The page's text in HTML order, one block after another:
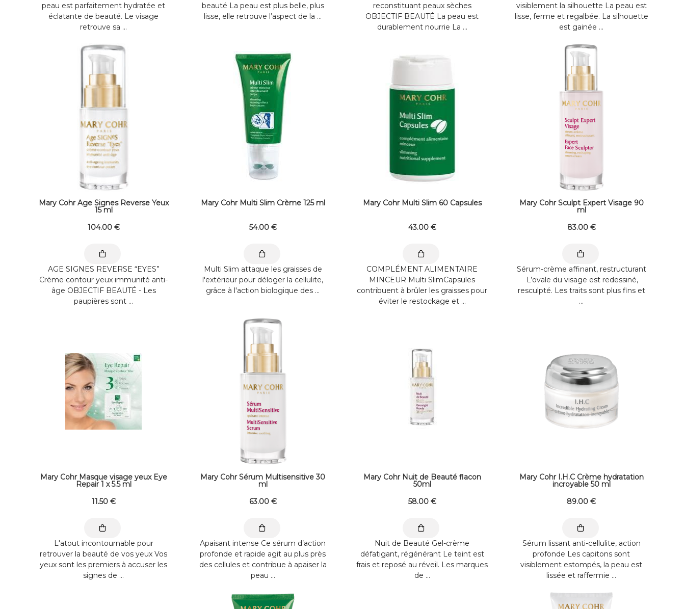
peau est parfaitement hydratée et
éclatante de beauté. Le visage
retrouve sa ...
beauté La peau est plus belle, plus
lisse, elle retrouve l’aspect de la ...
reconstituant peaux sèches
OBJECTIF BEAUTÉ La peau est
durablement nourrie La ...
visiblement la silhouette La peau est
lisse, ferme et regalbée. La silhouette
est gainée ...
Mary Cohr Age Signes Reverse Yeux
15 ml
104.00 €
AGE SIGNES REVERSE “EYES”
Crème contour yeux immunité anti-
âge OBJECTIF BEAUTÉ - Les
paupières sont ...
Mary Cohr Multi Slim Crème 125 ml
54.00 €
Multi Slim attaque les graisses de
l'extérieur pour déloger la cellulite,
grâce à l'action biologique des ...
Mary Cohr Multi Slim 60 Capsules
43.00 €
COMPLÉMENT ALIMENTAIRE
MINCEUR Multi SlimCapsules
contribuent à brûler les graisses pour
éviter le restockage et ...
Mary Cohr Sculpt Expert Visage 90
ml
83.00 €
Sérum-crème affinant, restructurant
L’ovale du visage est redessiné,
resculpté. Les traits sont plus fins et
...
Mary Cohr Masque visage yeux Eye
Repair 1 x 5.5 ml
11.50 €
L'atout incontournable pour
retrouver la beauté de vos yeux Vos
yeux sont les premiers à accuser les
signes de ...
Mary Cohr Sérum Multisensitive 30
ml
63.00 €
Apaisant intense Ce sérum d’action
profonde et rapide agit au plus près
des cellules et contribue à apaiser la
peau ...
Mary Cohr Nuit de Beauté flacon
50ml
58.00 €
Nuit de Beauté Gel-crème
défatigant, régénérant Le teint est
frais et reposé au réveil. Les marques
de ...
Mary Cohr I.H.C Crème hydratation
incroyable 50 ml
89.00 €
Sérum lissant anti-cellulite, action
profonde Les capitons sont
visiblement estompés, la peau est
lissée et raffermie ...